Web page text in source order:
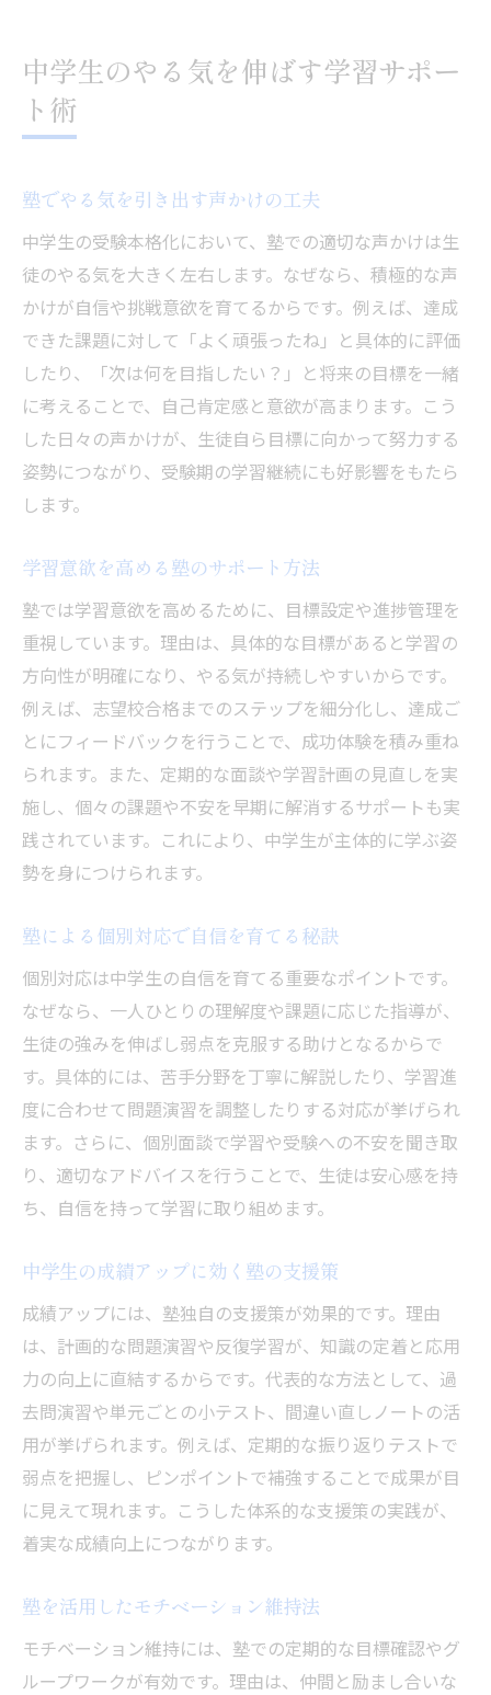
中学生のやる気を伸ばす学習サポー
ト術
塾でやる気を引き出す声かけの工夫
中学生の受験本格化において、塾での適切な声かけは生
徒のやる気を大きく左右します。なぜなら、積極的な声
かけが自信や挑戦意欲を育てるからです。例えば、達成
できた課題に対して「よく頑張ったね」と具体的に評価
したり、「次は何を目指したい？」と将来の目標を一緒
に考えることで、自己肯定感と意欲が高まります。こう
した日々の声かけが、生徒自ら目標に向かって努力する
姿勢につながり、受験期の学習継続にも好影響をもたら
します。
学習意欲を高める塾のサポート方法
塾では学習意欲を高めるために、目標設定や進捗管理を
重視しています。理由は、具体的な目標があると学習の
方向性が明確になり、やる気が持続しやすいからです。
例えば、志望校合格までのステップを細分化し、達成ご
とにフィードバックを行うことで、成功体験を積み重ね
られます。また、定期的な面談や学習計画の見直しを実
施し、個々の課題や不安を早期に解消するサポートも実
践されています。これにより、中学生が主体的に学ぶ姿
勢を身につけられます。
塾による個別対応で自信を育てる秘訣
個別対応は中学生の自信を育てる重要なポイントです。
なぜなら、一人ひとりの理解度や課題に応じた指導が、
生徒の強みを伸ばし弱点を克服する助けとなるからで
す。具体的には、苦手分野を丁寧に解説したり、学習進
度に合わせて問題演習を調整したりする対応が挙げられ
ます。さらに、個別面談で学習や受験への不安を聞き取
り、適切なアドバイスを行うことで、生徒は安心感を持
ち、自信を持って学習に取り組めます。
中学生の成績アップに効く塾の支援策
成績アップには、塾独自の支援策が効果的です。理由
は、計画的な問題演習や反復学習が、知識の定着と応用
力の向上に直結するからです。代表的な方法として、過
去問演習や単元ごとの小テスト、間違い直しノートの活
用が挙げられます。例えば、定期的な振り返りテストで
弱点を把握し、ピンポイントで補強することで成果が目
に見えて現れます。こうした体系的な支援策の実践が、
着実な成績向上につながります。
塾を活用したモチベーション維持法
モチベーション維持には、塾での定期的な目標確認やグ
ループワークが有効です。理由は、仲間と励まし合いな